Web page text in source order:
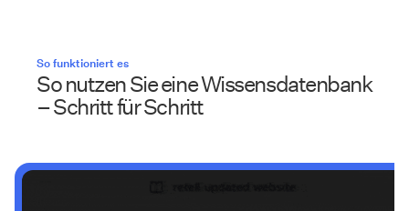
So funktioniert es
So nutzen Sie eine Wissensdatenbank
– Schritt für Schritt